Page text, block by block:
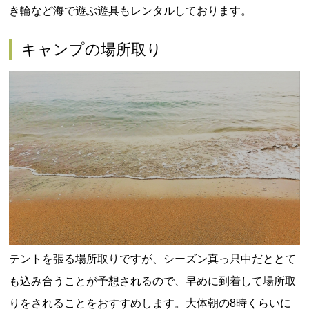
き輪など海で遊ぶ遊具もレンタルしております。
キャンプの場所取り
テントを張る場所取りですが、シーズン真っ只中だととて
も込み合うことが予想されるので、早めに到着して場所取
りをされることをおすすめします。大体朝の8時くらいに